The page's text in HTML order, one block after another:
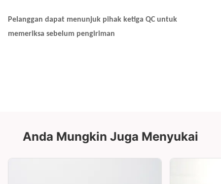
Pelanggan dapat menunjuk pihak ketiga QC untuk
memeriksa sebelum pengiriman
Anda Mungkin Juga Menyukai